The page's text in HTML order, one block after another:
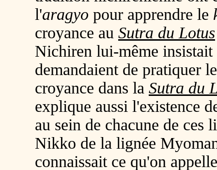
l'aragyo pour apprendre le
croyance au Sutra du Lotus
Nichiren lui-même
demandaient de pratiquer
croyance dans la Sutra du
explique aussi l'existence
au sein de chacune de ces
Nikko de la lignée
connaissait ce qu'on